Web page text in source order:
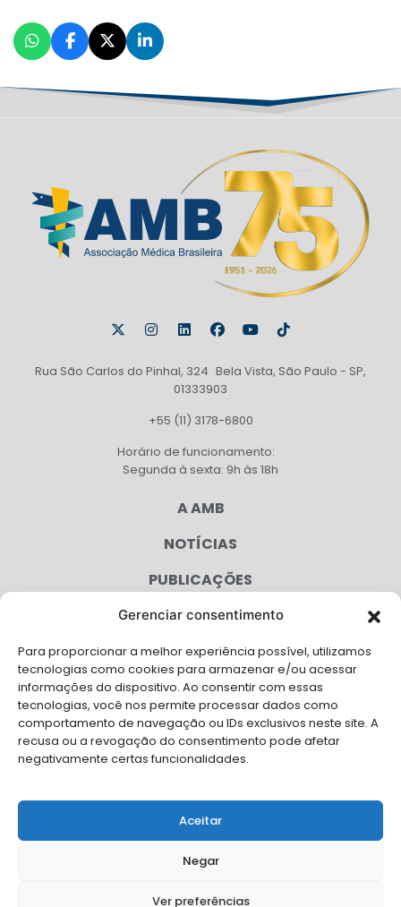
Gerenciar consentimento
Para proporcionar a melhor experiência possível, utilizamos
tecnologias como cookies para armazenar e/ou acessar
informações do dispositivo. Ao consentir com essas
tecnologias, você nos permite processar dados como
comportamento de navegação ou IDs exclusivos neste site. A
recusa ou a revogação do consentimento pode afetar
negativamente certas funcionalidades.
Aceitar
Negar
Ver preferências
Rua São Carlos do Pinhal, 324 Bela Vista, São Paulo - SP,
01333903
+55 (11) 3178-6800
Horário de funcionamento:
Segunda à sexta: 9h às 18h
A AMB
NOTÍCIAS
PUBLICAÇÕES
CONGRESSO
AGENDA
CAMPANHAS
SERVIÇOS
FILIADAS
FALE CONOSCO
Solicite Apoio Institucional da AMB para o seu evento